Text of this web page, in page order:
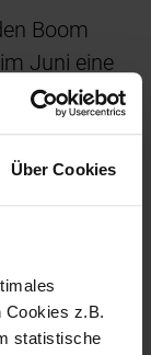
Über Cookies
Cookies z.B.
statistische
Boom
Juni eine